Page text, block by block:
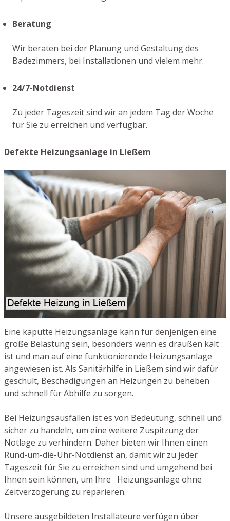
Beratung
Wir beraten bei der Planung und Gestaltung des
Badezimmers, bei Installationen und vielem mehr.
24/7-Notdienst
Zu jeder Tageszeit sind wir an jedem Tag der Woche
für Sie zu erreichen und verfügbar.
Defekte Heizungsanlage in Ließem
Eine kaputte Heizungsanlage kann für denjenigen eine
große Belastung sein, besonders wenn es draußen kalt
ist und man auf eine funktionierende Heizungsanlage
angewiesen ist. Als Sanitärhilfe in Ließem sind wir dafür
geschult, Beschädigungen an Heizungen zu beheben
und schnell für Abhilfe zu sorgen.
Bei Heizungsausfällen ist es von Bedeutung, schnell und
sicher zu handeln, um eine weitere Zuspitzung der
Notlage zu verhindern. Daher bieten wir Ihnen einen
Rund-um-die-Uhr-Notdienst an, damit wir zu jeder
Tageszeit für Sie zu erreichen sind und umgehend bei
Ihnen sein können, um Ihre Heizungsanlage ohne
Zeitverzögerung zu reparieren.
Unsere ausgebildeten Installateure verfügen über